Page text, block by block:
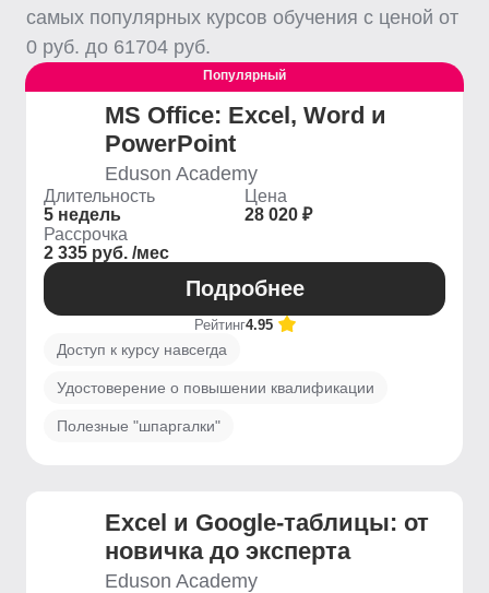
самых популярных курсов обучения с ценой от
0 руб. до 61704 руб.
Популярный
MS Office: Excel, Word и
PowerPoint
Eduson Academy
Длительность
5 недель
Цена
28 020 ₽
Рассрочка
2 335 руб. /мес
Подробнее
Рейтинг4.95
Доступ к курсу навсегда
Удостоверение о повышении квалификации
Полезные "шпаргалки"
Excel и Google-таблицы: от
новичка до эксперта
Eduson Academy